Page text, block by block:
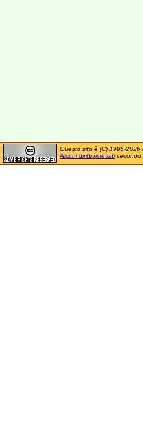
Questo sito è (C) 1995-2026
Alcuni diritti riservatisecondo